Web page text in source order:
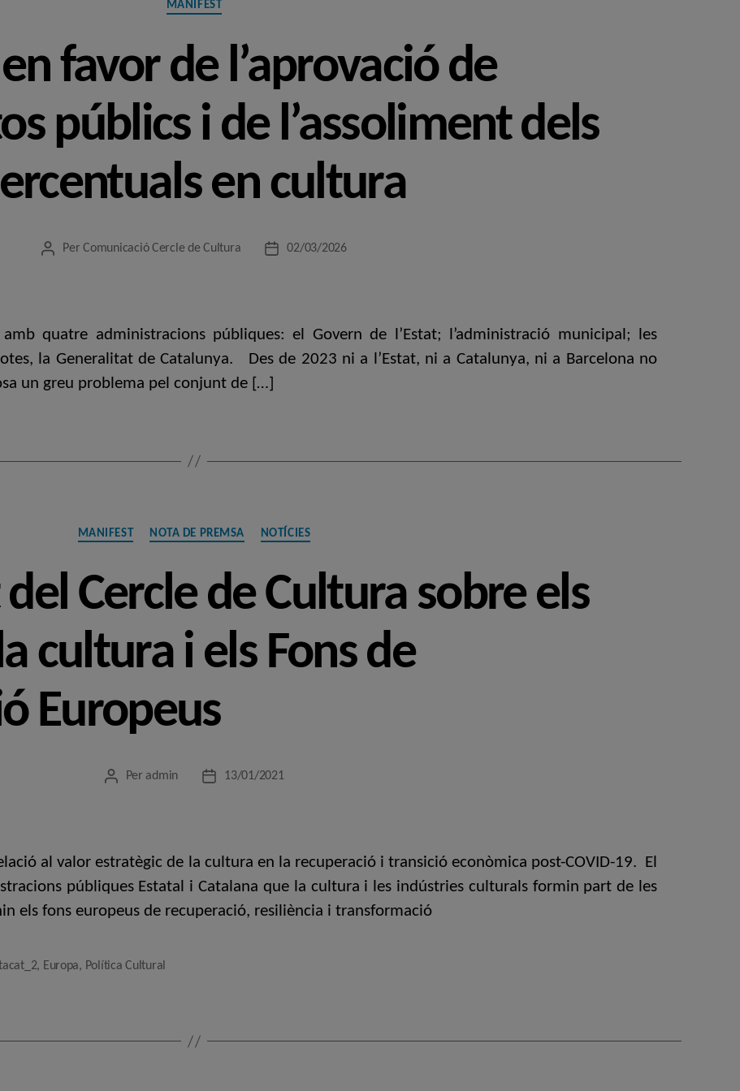
MANIFEST
favor de l’aprovació de
públics i de l’assoliment dels
en cultura
Autor
PerComunicació Cercle de Cultura
Data02/03/2026
quatre administracions públiques: el Govern de l’Estat; l’administració municipal; les
la Generalitat de Catalunya. Des de 2023 ni a l’Estat, ni a Catalunya, ni a Barcelona no
un greu problema pel conjunt de […]
Categories
MANIFEST NOTA DE PREMSA NOTÍCIES
Cercle de Cultura sobre els
cultura i els Fons de
Europeus
Autor
Per admin
Data13/01/2021
al valor estratègic de la cultura en la recuperació i transició econòmica post-COVID-19. El
públiques Estatal i Catalana que la cultura i les indústries culturals formin part de les
els fons europeus de recuperació, resiliència i transformació
, Europa, Política Cultural